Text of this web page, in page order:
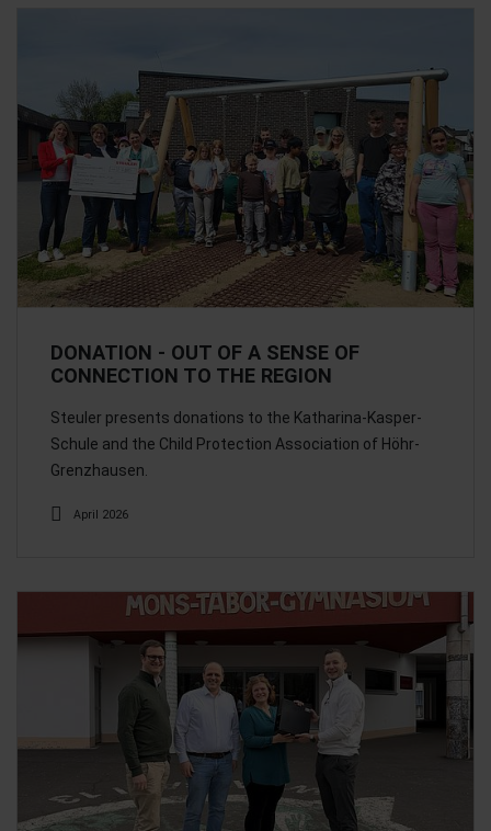
DONATION - OUT OF A SENSE OF
CONNECTION TO THE REGION
Steuler presents donations to the Katharina-Kasper-
Schule and the Child Protection Association of Höhr-
Grenzhausen.
April 2026